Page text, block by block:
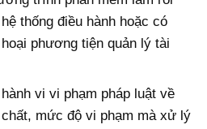
thống điều hành hoặc có
phương tiện quản lý tài
vi vi phạm pháp luật về
mức độ vi phạm mà xử lý